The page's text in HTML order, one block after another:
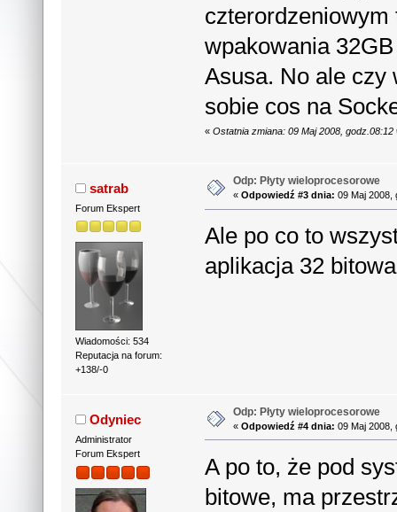
wpakowania
Asusa. No ale czy
sobie cos na
«Ostatnia zmiana: 09 Maj 2008,
satrab
Forum Ekspert
Wiadomości: 534
Reputacja na forum:
+138/-0
Odp: Płyty wieloprocesorowe
«Odpowiedź #3 dnia: 09 Maj 2008,
Ale po co to
aplikacja 32
Odyniec
Administrator
Forum Ekspert
Odp: Płyty wieloprocesorowe
«Odpowiedź #4 dnia: 09 Maj 2008,
A po to, że pod
bitowe, ma